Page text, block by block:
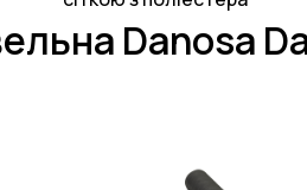
Danosa